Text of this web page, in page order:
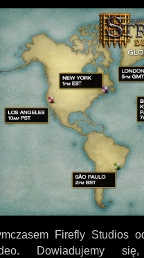
Firefly Studios
Dowiadujemy